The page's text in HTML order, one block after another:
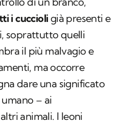
i cuccioli già presenti e
soprattutto quelli
il più malvagio e
ma occorre
dare una significato
– ai
animali. I leoni